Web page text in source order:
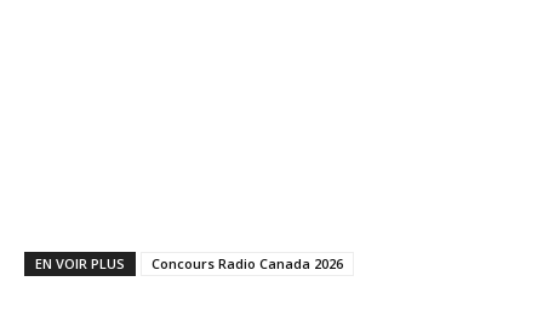
EN VOIR PLUS Concours Radio Canada 2026